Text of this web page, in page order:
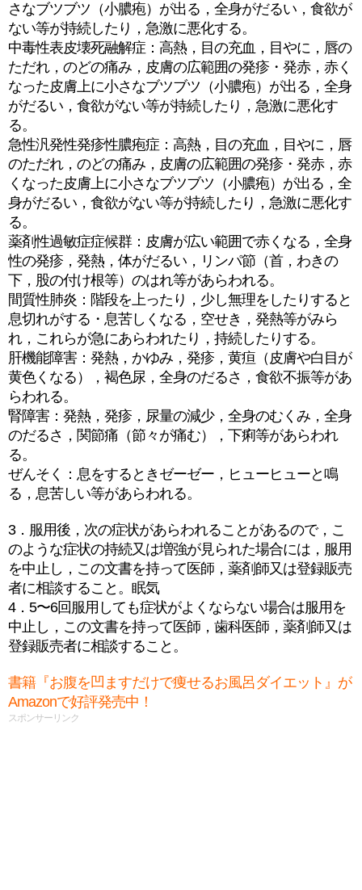
さなブツブツ（小膿疱）が出る，全身がだるい，食欲が
ない等が持続したり，急激に悪化する。
中毒性表皮壊死融解症：高熱，目の充血，目やに，唇の
ただれ，のどの痛み，皮膚の広範囲の発疹・発赤，赤く
なった皮膚上に小さなブツブツ（小膿疱）が出る，全身
がだるい，食欲がない等が持続したり，急激に悪化す
る。
急性汎発性発疹性膿疱症：高熱，目の充血，目やに，唇
のただれ，のどの痛み，皮膚の広範囲の発疹・発赤，赤
くなった皮膚上に小さなブツブツ（小膿疱）が出る，全
身がだるい，食欲がない等が持続したり，急激に悪化す
る。
薬剤性過敏症症候群：皮膚が広い範囲で赤くなる，全身
性の発疹，発熱，体がだるい，リンパ節（首，わきの
下，股の付け根等）のはれ等があらわれる。
間質性肺炎：階段を上ったり，少し無理をしたりすると
息切れがする・息苦しくなる，空せき，発熱等がみら
れ，これらが急にあらわれたり，持続したりする。
肝機能障害：発熱，かゆみ，発疹，黄疸（皮膚や白目が
黄色くなる），褐色尿，全身のだるさ，食欲不振等があ
らわれる。
腎障害：発熱，発疹，尿量の減少，全身のむくみ，全身
のだるさ，関節痛（節々が痛む），下痢等があらわれ
る。
ぜんそく：息をするときゼーゼー，ヒューヒューと鳴
る，息苦しい等があらわれる。
3．服用後，次の症状があらわれることがあるので，こ
のような症状の持続又は増強が見られた場合には，服用
を中止し，この文書を持って医師，薬剤師又は登録販売
者に相談すること。眠気
4．5〜6回服用しても症状がよくならない場合は服用を
中止し，この文書を持って医師，歯科医師，薬剤師又は
登録販売者に相談すること。
書籍『お腹を凹ますだけで痩せるお風呂ダイエット』が
Amazonで好評発売中！
スポンサーリンク